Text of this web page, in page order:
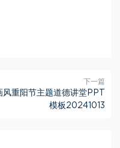
下一篇
风重阳节主题道德讲堂PPT
模板20241013